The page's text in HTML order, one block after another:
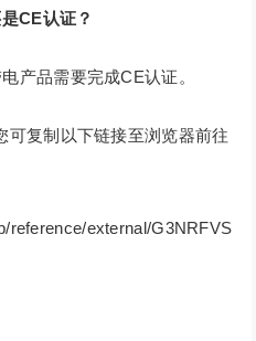
CE认证？
产品需要完成CE认证。
可复制以下链接至浏览器前往
reference/external/G3NRFVS